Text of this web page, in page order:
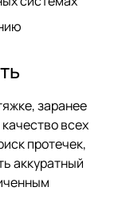
заранее
всех
протечек,
аккуратный